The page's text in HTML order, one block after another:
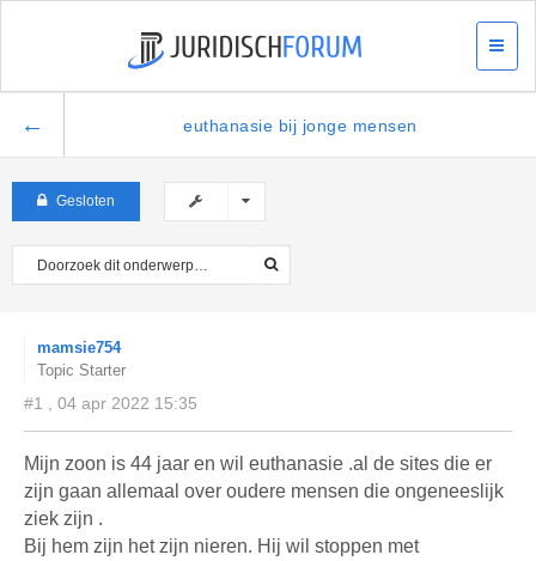
← euthanasie bij jonge mensen
Gesloten
mamsie754
Topic Starter
#1 , 04 apr 2022 15:35
Mijn zoon is 44 jaar en wil euthanasie .al de sites die er
zijn gaan allemaal over oudere mensen die ongeneeslijk
ziek zijn .
Bij hem zijn het zijn nieren. Hij wil stoppen met